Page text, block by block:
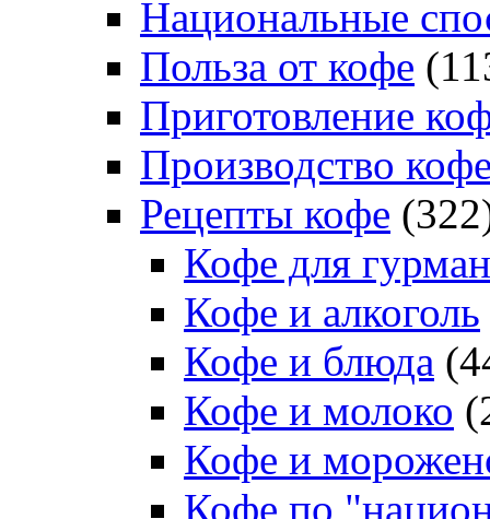
Национальные
Польза от кофе
Приготовление
Производство
Рецепты кофе
Кофе для
Кофе и алкоголь
Кофе и блюда
Кофе и молоко
Кофе и
Кофе по